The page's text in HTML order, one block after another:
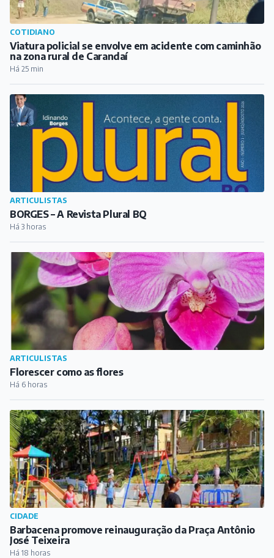
COTIDIANO
Viatura policial se envolve em acidente com caminhão
na zona rural de Carandaí
Há 25 min
ARTICULISTAS
BORGES – A Revista Plural BQ
Há 3 horas
ARTICULISTAS
Florescer como as flores
Há 6 horas
CIDADE
Barbacena promove reinauguração da Praça Antônio
José Teixeira
Há 18 horas